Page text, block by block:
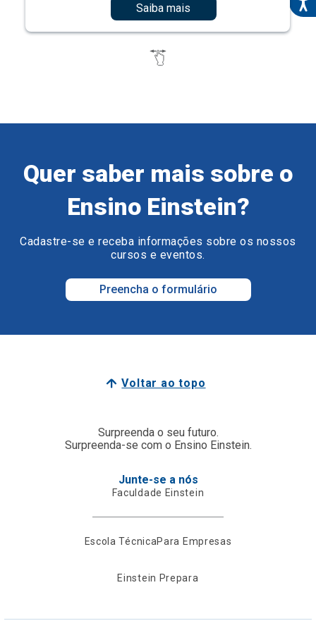
Saiba mais
Quer saber mais sobre o
Ensino Einstein?
Cadastre-se e receba informações sobre os nossos
cursos e eventos.
Preencha o formulário
Voltar ao topo
Surpreenda o seu futuro.
Surpreenda-se com o Ensino Einstein.
Junte-se a nós
Faculdade Einstein
Escola TécnicaPara Empresas
Einstein Prepara